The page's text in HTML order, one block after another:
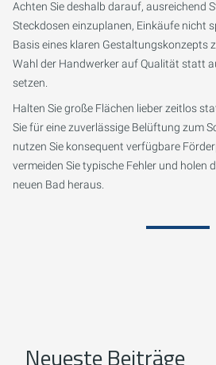
Achten Sie deshalb darauf, ausreichend
Steckdosen einzuplanen, Einkäufe nicht
Basis eines klaren Gestaltungskonzepts
Wahl der Handwerker auf Qualität statt
setzen.
Halten Sie große Flächen lieber zeitlos
Sie für eine zuverlässige Belüftung zum
nutzen Sie konsequent verfügbare
vermeiden Sie typische Fehler und holen
neuen Bad heraus.
Neueste Beiträge